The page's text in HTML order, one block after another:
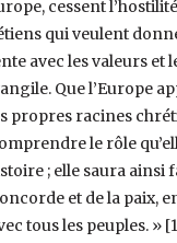
cessent
qui veulent
avec les valeurs et
Que l’Europe
propres racines
le rôle
; elle saura ainsi
et de la paix,
tous les peuples. »